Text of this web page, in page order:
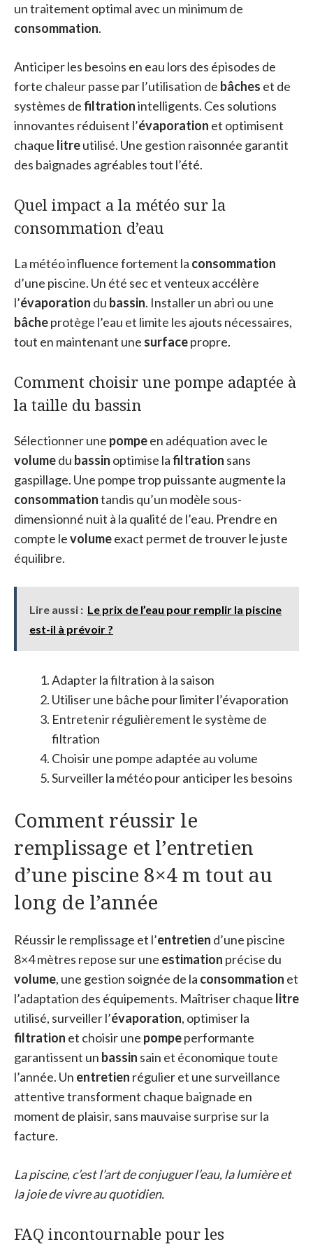
un traitement optimal avec un minimum de
consommation.
Anticiper les besoins en eau lors des épisodes de
forte chaleur passe par l’utilisation de bâches et de
systèmes defiltrationintelligents. Ces solutions
innovantes réduisent l’évaporation et optimisent
chaque litreutilisé. Une gestion raisonnée garantit
des baignades agréables tout l’été.
Quel impact a la météo sur la
consommation d’eau
La météo influence fortement la consommation
d’une piscine. Un été sec et venteux accélère
l’évaporation du bassin. Installer un abri ou une
bâcheprotège l’eau et limite les ajouts nécessaires,
tout en maintenant une surfacepropre.
Comment choisir une pompe adaptée à
la taille du bassin
Sélectionner une pompeen adéquation avec le
volumedu bassin optimise lafiltration sans
gaspillage. Une pompe trop puissante augmente la
consommationtandis qu’un modèle sous-
dimensionné nuit à la qualité de l’eau. Prendre en
compte levolumeexact permet de trouver le juste
équilibre.
Lire aussi : Le prix de l’eau pour remplir la piscine
est-il à prévoir ?
Adapter la filtration à la saison
Utiliser une bâche pour limiter l’évaporation
Entretenir régulièrement le système de
filtration
Choisir une pompe adaptée au volume
Surveiller la météo pour anticiper les besoins
Comment réussir le
remplissage et l’entretien
d’une piscine 8×4 m tout au
long de l’année
Réussir le remplissage et l’entretien d’une piscine
8×4 mètres repose sur une estimation précise du
volume, une gestion soignée de la consommation et
l’adaptation des équipements. Maîtriser chaque litre
utilisé, surveiller l’évaporation, optimiser la
filtration et choisir une pompeperformante
garantissent un bassin sain et économique toute
l’année. Un entretien régulier et une surveillance
attentive transforment chaque baignade en
moment de plaisir, sans mauvaise surprise sur la
facture.
La piscine, c’est l’art de conjuguer l’eau, la lumière et
la joie de vivre au quotidien.
FAQ incontournable pour les